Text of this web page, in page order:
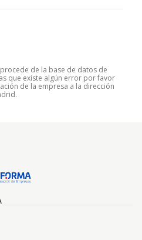
de la base de datos de
que existe algún error por favor
de la empresa a la dirección